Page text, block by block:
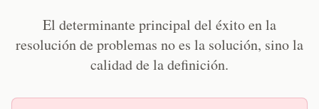
El determinante principal del éxito en la
resolución de problemas no es la solución, sino la
calidad de la definición.